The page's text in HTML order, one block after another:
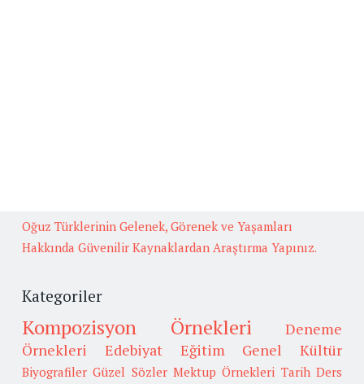
Oğuz Türklerinin Gelenek, Görenek ve Yaşamları
Hakkında Güvenilir Kaynaklardan Araştırma Yapınız.
Kategoriler
Kompozisyon Örnekleri
Deneme
Örnekleri
Edebiyat Eğitim Genel Kültür
Biyografiler Güzel Sözler Mektup Örnekleri Tarih Ders